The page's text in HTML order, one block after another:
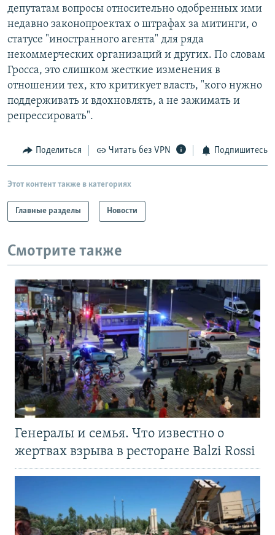
депутатам вопросы относительно одобренных ими
недавно законопроектах о штрафах за митинги, о
статусе "иностранного агента" для ряда
некоммерческих организаций и других. По словам
Гросса, это слишком жесткие изменения в
отношении тех, кто критикует власть, "кого нужно
поддерживать и вдохновлять, а не зажимать и
репрессировать".
Поделиться Читать без VPN Подпишитесь
Этот контент также в категориях
Главные разделы Новости
Смотрите также
Генералы и семья. Что известно о
жертвах взрыва в ресторане Balzi Rossi